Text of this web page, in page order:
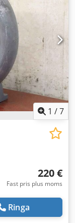
1 /7
220 €
Fast pris plus moms
Ringa